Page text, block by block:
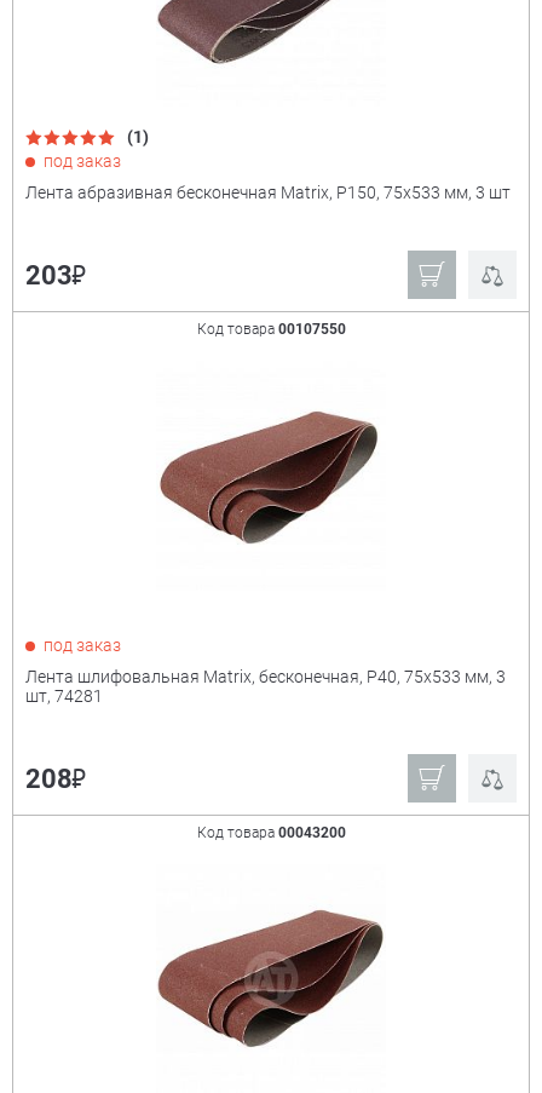
(1)
под заказ
Лента абразивная бесконечная Matrix, P150, 75х533 мм, 3 шт
203₽
Код товара 00107550
под заказ
Лента шлифовальная Matrix, бесконечная, P40, 75х533 мм, 3
шт, 74281
208₽
Код товара 00043200